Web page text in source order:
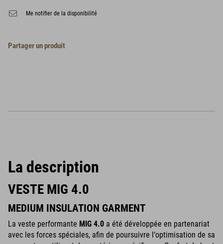
Me notifier de la disponibilité
Partager un produit
La description
VESTE MIG 4.0
MEDIUM INSULATION GARMENT
La veste performante MIG 4.0 a été développée en partenariat
avec les forces spéciales, afin de poursuivre l‘optimisation de sa